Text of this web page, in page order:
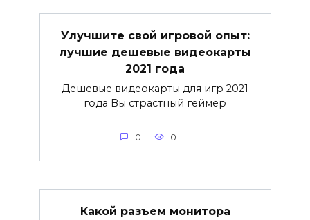
Улучшите свой игровой опыт:
лучшие дешевые видеокарты
2021 года
Дешевые видеокарты для игр 2021
года Вы страстный геймер
0 0
Какой разъем монитора